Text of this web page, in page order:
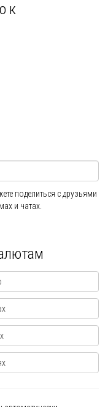
к
поделиться с друзьями
и чатах.